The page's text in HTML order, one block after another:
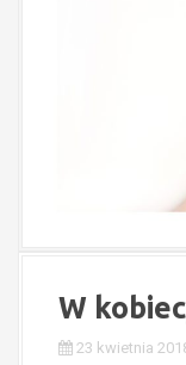
W
23 kwietnia